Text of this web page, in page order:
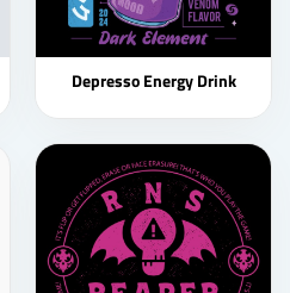
Depresso Energy Drink